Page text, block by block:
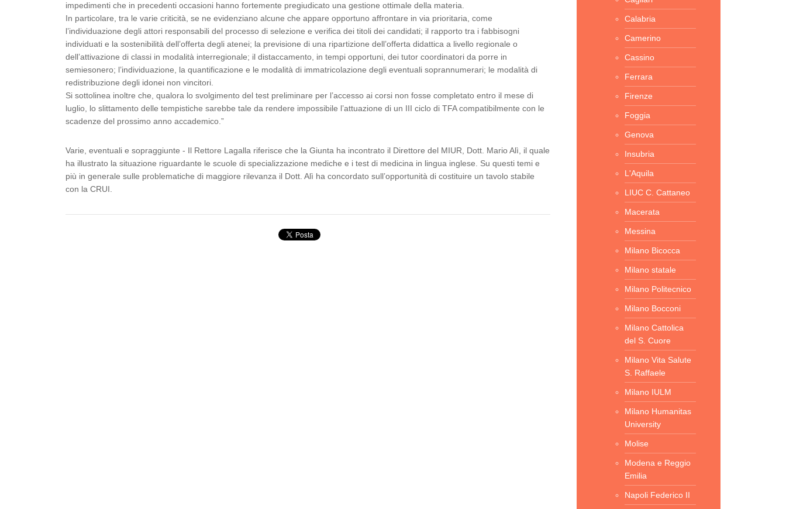
impedimenti che in precedenti occasioni hanno fortemente pregiudicato una gestione ottimale della materia.
In particolare, tra le varie criticità, se ne evidenziano alcune che appare opportuno affrontare in via prioritaria, come
l’individuazione degli attori responsabili del processo di selezione e verifica dei titoli dei candidati; il rapporto tra i fabbisogni
individuati e la sostenibilità dell’offerta degli atenei; la previsione di una ripartizione dell’offerta didattica a livello regionale o
dell’attivazione di classi in modalità interregionale; il distaccamento, in tempi opportuni, dei tutor coordinatori da porre in
semiesonero; l’individuazione, la quantificazione e le modalità di immatricolazione degli eventuali soprannumerari; le modalità di
redistribuzione degli idonei non vincitori.
Si sottolinea inoltre che, qualora lo svolgimento del test preliminare per l’accesso ai corsi non fosse completato entro il mese di
luglio, lo slittamento delle tempistiche sarebbe tale da rendere impossibile l’attuazione di un III ciclo di TFA compatibilmente con le
scadenze del prossimo anno accademico.”
Varie, eventuali e sopraggiunte - Il Rettore Lagalla riferisce che la Giunta ha incontrato il Direttore del MIUR, Dott. Mario Alì, il quale
ha illustrato la situazione riguardante le scuole di specializzazione mediche e i test di medicina in lingua inglese. Su questi temi e
più in generale sulle problematiche di maggiore rilevanza il Dott. Alì ha concordato sull’opportunità di costituire un tavolo stabile
con la CRUI.
Calabria
Camerino
Cassino
Ferrara
Firenze
Foggia
Genova
Insubria
L'Aquila
LIUC C. Cattaneo
Macerata
Messina
Milano Bicocca
Milano statale
Milano Politecnico
Milano Bocconi
Milano Cattolica
del S. Cuore
Milano Vita Salute
S. Raffaele
Milano IULM
Milano Humanitas
University
Molise
Modena e Reggio
Emilia
Napoli Federico II